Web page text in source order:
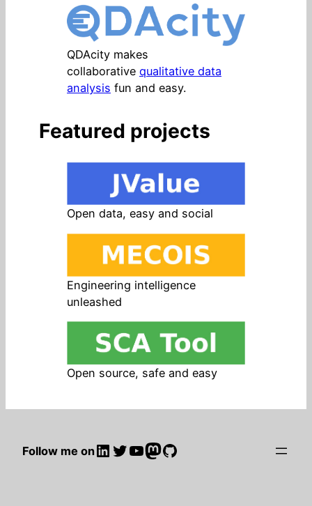
QDAcity makes
collaborative qualitative data
analysis fun and easy.
Featured projects
Open data, easy and social
Engineering intelligence
unleashed
Open source, safe and easy
Follow me onLinkedIn
Twitter
YouTube
Mastodon
GitHub